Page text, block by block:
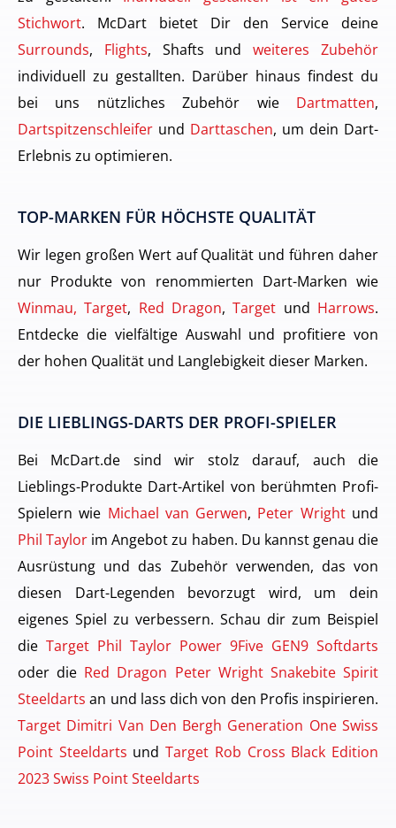
Stichwort. McDart bietet Dir den Service deine
Surrounds, Flights, Shafts undweiteres Zubehör
individuell zu gestallten. Darüber hinaus findest du
bei uns nützliches Zubehör wie Dartmatten,
Dartspitzenschleifer und Darttaschen, um dein Dart-
Erlebnis zu optimieren.
TOP-MARKEN FÜR HÖCHSTE QUALITÄT
Wir legen großen Wert auf Qualität und führen daher
nur Produkte von renommierten Dart-Marken wie
Winmau, Target, Red Dragon,Target und Harrows.
Entdecke die vielfältige Auswahl und profitiere von
der hohen Qualität und Langlebigkeit dieser Marken.
DIE LIEBLINGS-DARTS DER PROFI-SPIELER
Bei McDart.de sind wir stolz darauf, auch die
Lieblings-Produkte Dart-Artikel von berühmten Profi-
Spielern wie Michael van Gerwen, Peter Wrightund
Phil Taylor im Angebot zu haben. Du kannst genau die
Ausrüstung und das Zubehör verwenden, das von
diesen Dart-Legenden bevorzugt wird, um dein
eigenes Spiel zu verbessern. Schau dir zum Beispiel
die Target Phil Taylor Power 9Five GEN9 Softdarts
oder die Red Dragon Peter Wright Snakebite Spirit
Steeldarts an und lass dich von den Profis inspirieren.
Target Dimitri Van Den Bergh Generation One Swiss
Point Steeldarts undTarget Rob Cross Black Edition
2023 Swiss Point Steeldarts